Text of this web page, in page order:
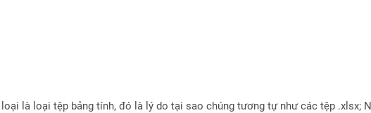
là loại tệp bảng tính, đó là lý do tại sao chúng tương tự như các tệp .xlsx;